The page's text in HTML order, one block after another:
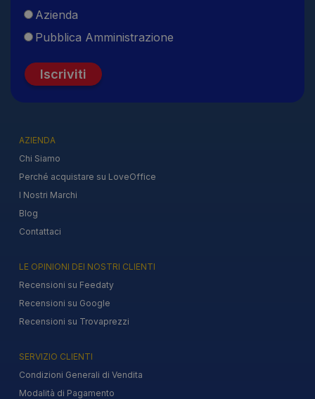
Azienda
Pubblica Amministrazione
Iscriviti
AZIENDA
Chi Siamo
Perché acquistare su LoveOffice
I Nostri Marchi
Blog
Contattaci
LE OPINIONI DEI NOSTRI CLIENTI
Recensioni su Feedaty
Recensioni su Google
Recensioni su Trovaprezzi
SERVIZIO CLIENTI
Condizioni Generali di Vendita
Modalità di Pagamento